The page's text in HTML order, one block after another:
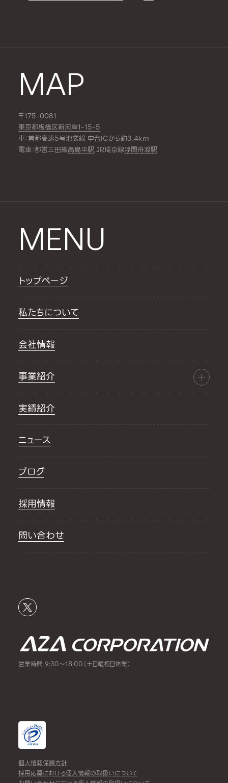
MAP
〒175-0081
東京都板橋区新河岸1-15-5
車：首都高速5号池袋線 中台ICから約3.4km
電車：都営三田線高島平駅,JR埼京線浮間舟渡駅
MENU
トップページ
私たちについて
会社情報
事業紹介
実績紹介
ニュース
ブログ
採用情報
問い合わせ
営業時間 9:30～18:00（土日曜祝日休業）
個人情報保護方針
採用応募における個人情報の取扱いについて